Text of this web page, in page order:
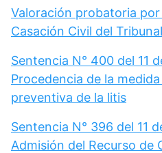
Valoración probatoria
Casación Civil del
Sentencia N° 400 del 11
Procedencia de la
preventiva de la litis
Sentencia N° 396 del 11
Admisión del Recurso de